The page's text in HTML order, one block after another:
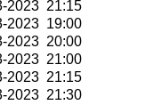
2023 21:15
2023 19:00
2023 20:00
2023 21:00
2023 21:15
2023 21:30